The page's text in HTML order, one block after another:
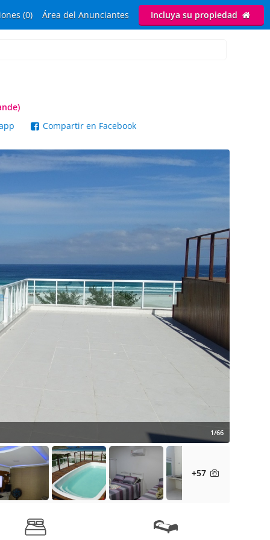
(0) Área del Anunciantes Incluya su propiedad
Compartir en Facebook
1/66
+57